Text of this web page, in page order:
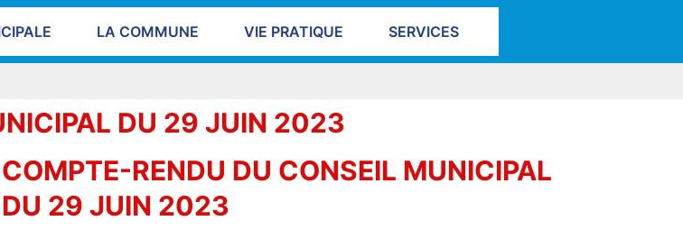
LA COMMUNE VIE PRATIQUE SERVICES
DU 29 JUIN 2023
COMPTE-RENDU DU CONSEIL MUNICIPAL
DU 29 JUIN 2023